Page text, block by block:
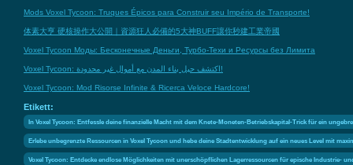
Mods Voxel Tycoon: Truques Épicos para Construir seu Império de Transporte!
体素大亨 硬核操作大公開｜資源狂人必備的5大神BUFF讓你秒建工業帝國
Voxel Tycoon Моды: Бесконечные Деньги, Турбо-Техи и Ресурсы без Лимита
Voxel Tycoon: اكتشف حيل بناء المدن مع أموال غير محدودة!
Voxel Tycoon: Mod Risorse Infinite & Ricerca Veloce Hardcore!
Etikett:
In Voxel Tycoon: Entfessle deine finanzielle Macht mit dem Knete-Moneten-Betriebskapital-Trick für ein
Erlebe unbegrenzte Ressourcen in Voxel Tycoon und hebe deine Stadtentwicklung auf ein neues Level mit
Voxel Tycoon: Entdecke endlose Möglichkeiten mit unerschöpflichen Lagerressourcen für epische Industrie-